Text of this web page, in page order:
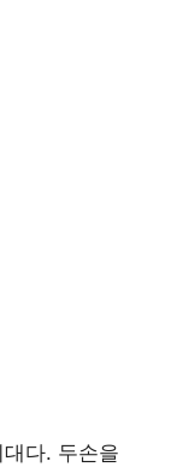
다. 두손을